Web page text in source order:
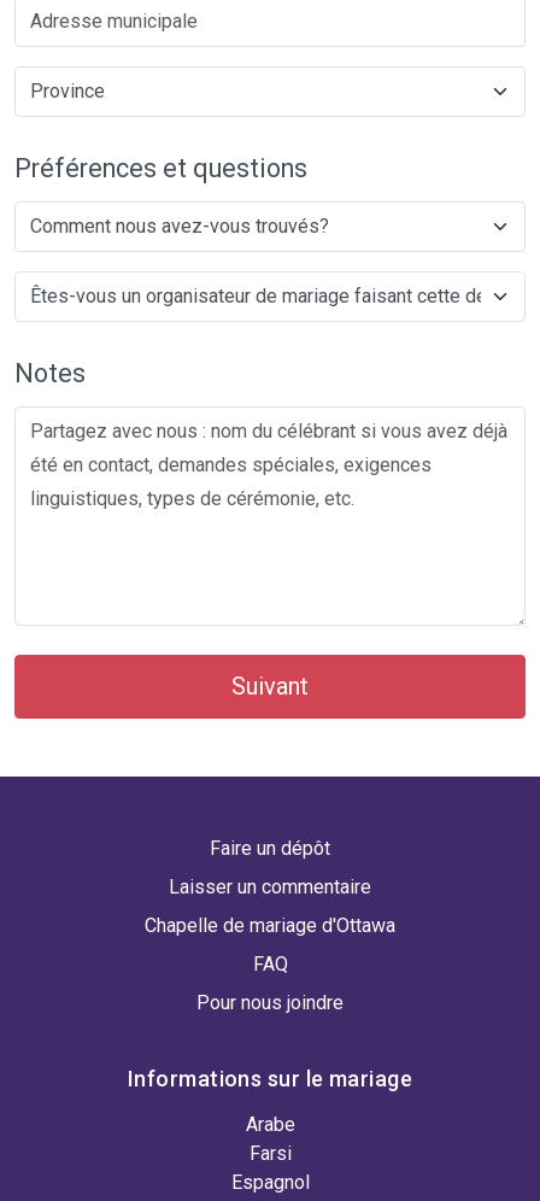
Préférences et questions
Notes
Suivant
Faire un dépôt
Laisser un commentaire
Chapelle de mariage d'Ottawa
FAQ
Pour nous joindre
Informations sur le mariage
Arabe
Farsi
Espagnol